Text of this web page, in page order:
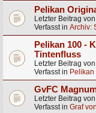
Pelikan
Letzter Beitrag von
Verfasst in Archiv:
Pelikan 100 -
Tintenfluss
Letzter Beitrag von
Verfasst in Pelikan
GvFC
Letzter Beitrag von
Verfasst in Graf